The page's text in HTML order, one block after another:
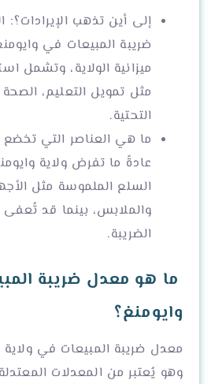
إلى أين تذهب الإيرادات؟:
ضريبة المبيعات في
ميزانية الولاية، وتشمل
مثل تمويل التعليم، الصحة
التحتية.
ما هي العناصر التي تخضع
عادةً ما تفرض ولاية
السلع الملموسة مثل
والملابس، بينما قد
الضريبة.
ما هو معدل ضريبة
وايومنغ؟
وهو يُعتبر من المعدلات